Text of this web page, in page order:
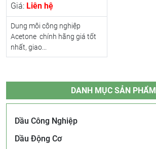
Giá: Liên hệ
Dung môi công nghiệp
Acetone chính hãng giá tốt
nhất, giao...
DANH MỤC SẢN PHẨM
Dầu Công Nghiệp
Dầu Động Cơ